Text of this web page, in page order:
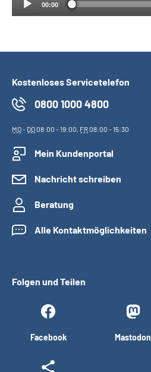
Leichte Sprache
00:00
Kostenloses Servicetelefon
0800 1000 4800
MO- DO08:00 - 19:00, FR08:00 - 15:30
Mein Kundenportal
Nachricht schreiben
Beratung
Alle Kontaktmöglichkeiten
Folgen und Teilen
Facebook Mastodon